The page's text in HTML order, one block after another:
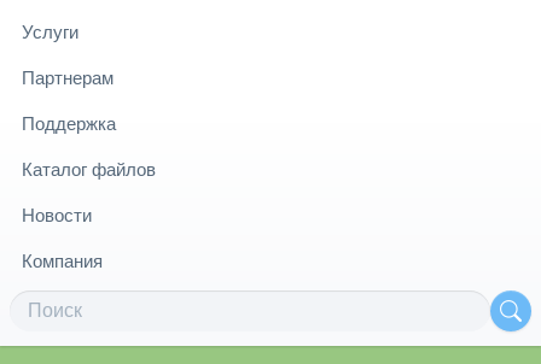
Услуги
Партнерам
Поддержка
Каталог файлов
Новости
Компания